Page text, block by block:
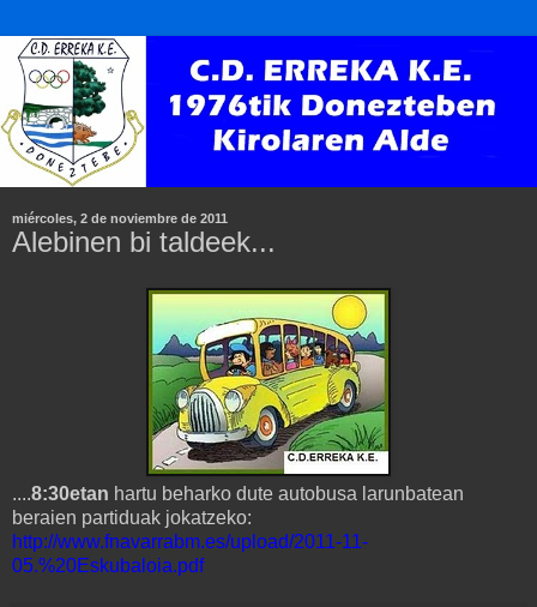
miércoles, 2 de noviembre de 2011
Alebinen bi taldeek...
....8:30etan hartu beharko dute autobusa larunbatean
beraien partiduak jokatzeko:
http://www.fnavarrabm.es/upload/2011-11-
05.%20Eskubaloia.pdf